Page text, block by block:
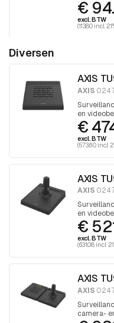
camera,
op ACS
€
excl. BTW
(113.80 incl.
Diversen
AXIS
AXIS
en
€
excl. BTW
(573.60 incl.
AXIS
AXIS
en
€
excl. BTW
(631.08 incl.
AXIS
AXIS
camera-